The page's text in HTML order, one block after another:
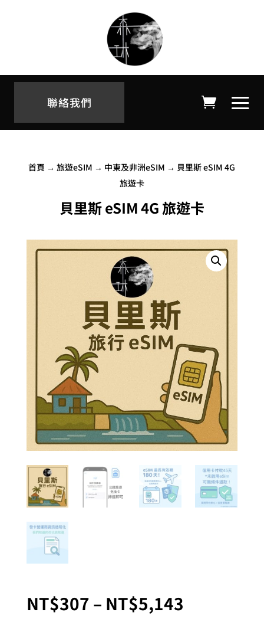
聯絡我們
首頁 →旅遊eSIM → 中東及非洲eSIM → 貝里斯 eSIM 4G
旅遊卡
貝里斯 eSIM 4G 旅遊卡
NT$307 – NT$5,143